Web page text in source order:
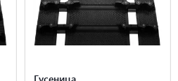
Гусеница